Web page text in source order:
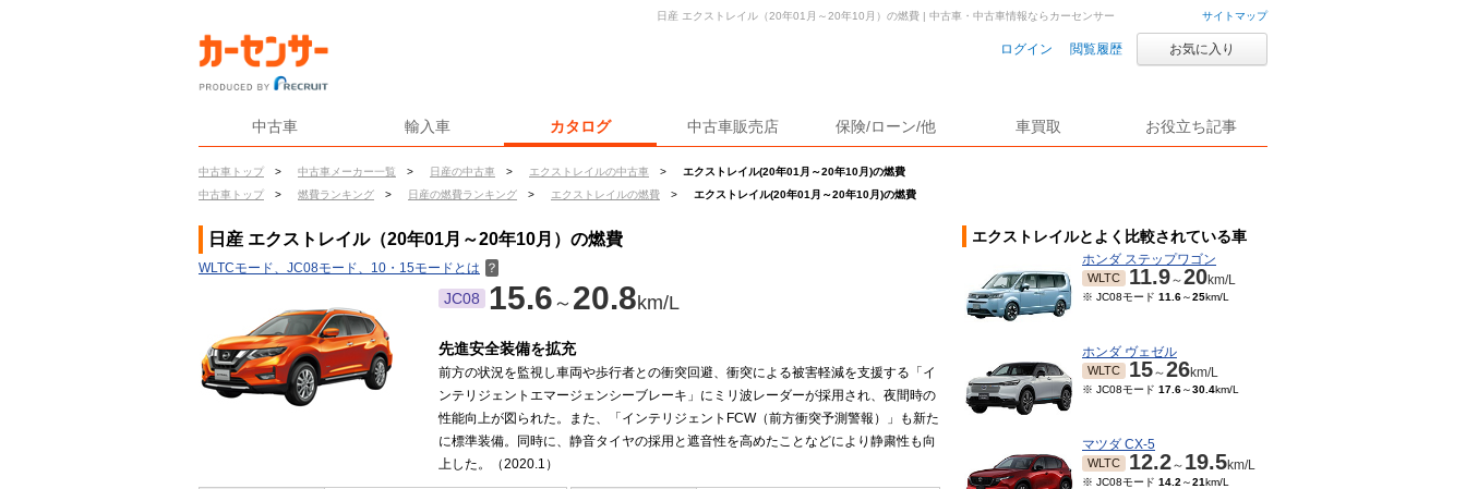
サイトマップ
ログイン 閲覧履歴 お気に入り
中古車 輸入車 カタログ 中古車販売店 保険/ローン/他 車買取 お役立ち記事
中古車トップ > 中古車メーカー一覧 > 日産の中古車 > エクストレイルの中古車 >
エクストレイル(20年01月～20年10月)の燃費
中古車トップ
> 燃費ランキング > 日産の燃費ランキング > エクストレイルの燃費 > エクストレイル(20年01月～20年10月)の燃費
日産 エクストレイル（20年01月～20年10月）の燃費 | 中古車・中古車情報ならカーセンサー
日産 エクストレイル（20年01月～20年10月）の燃費
WLTCモード、JC08モード、10・15モードとは ？
JC08 15.6 ～ 20.8km/L
先進安全装備を拡充
前方の状況を監視し車両や歩行者との衝突回避、衝突による被害軽減を支援する「イ
ンテリジェントエマージェンシーブレーキ」にミリ波レーダーが採用され、夜間時の
性能向上が図られた。また、「インテリジェントFCW（前方衝突予測警報）」も新た
に標準装備。同時に、静音タイヤの採用と遮音性を高めたことなどにより静粛性も向
上した。（2020.1）
エクストレイルとよく比較されている車
ホンダ ステップワゴン
WLTC 11.9～20km/L
※ JC08モード 11.6～25km/L
ホンダ ヴェゼル
WLTC 15～26km/L
※ JC08モード 17.6～30.4km/L
マツダ CX-5
WLTC 12.2～ 19.5km/L
※ JC08モード 14.2 ～21km/L